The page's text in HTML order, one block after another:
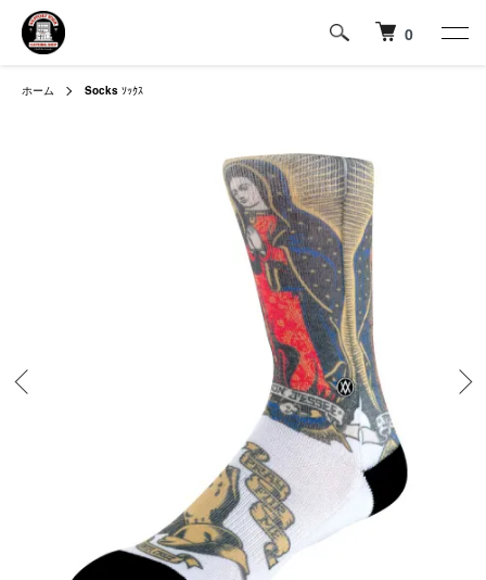
0
ホーム Socks ｿｯｸｽ